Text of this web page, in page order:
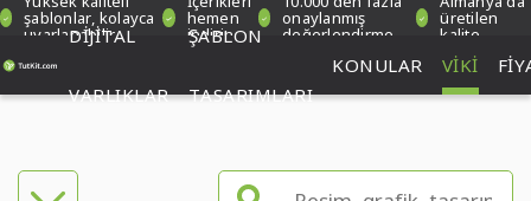
şablonlar, kolayca
uyarlanabilir
hemen
indirin
onaylanmış
değerlendirme
üretilen
kalite
DIJITAL
VARLIKLAR
ŞABLON
TASARIMLARI
KONULAR VIKI